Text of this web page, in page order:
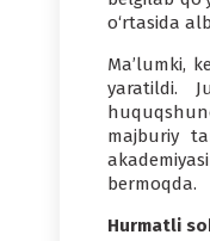
o‘rtasida
Ma’lumki,
yaratildi.
majburiy
bermoqda.
Hurmatli